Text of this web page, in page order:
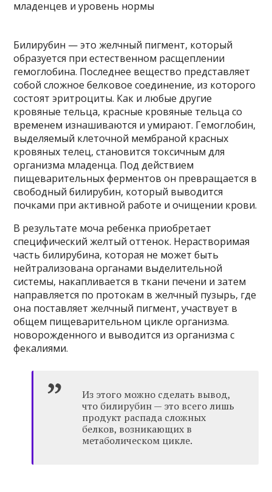
Билирубин — это желчный пигмент, который
образуется при естественном расщеплении
гемоглобина. Последнее вещество представляет
собой сложное белковое соединение, из которого
состоят эритроциты. Как и любые другие
кровяные тельца, красные кровяные тельца со
временем изнашиваются и умирают. Гемоглобин,
выделяемый клеточной мембраной красных
кровяных телец, становится токсичным для
организма младенца. Под действием
пищеварительных ферментов он превращается в
свободный билирубин, который выводится
почками при активной работе и очищении крови.
В результате моча ребенка приобретает
специфический желтый оттенок. Нерастворимая
часть билирубина, которая не может быть
нейтрализована органами выделительной
системы, накапливается в ткани печени и затем
направляется по протокам в желчный пузырь, где
она поставляет желчный пигмент, участвует в
общем пищеварительном цикле организма.
новорожденного и выводится из организма с
фекалиями.
Из этого можно сделать вывод,
что билирубин — это всего лишь
продукт распада сложных
белков, возникающих в
метаболическом цикле.